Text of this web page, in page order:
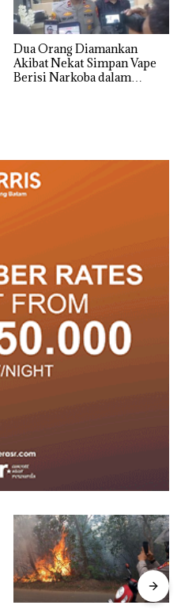
Dua Orang Diamankan
Akibat Nekat Simpan Vape
Berisi Narkoba dalam